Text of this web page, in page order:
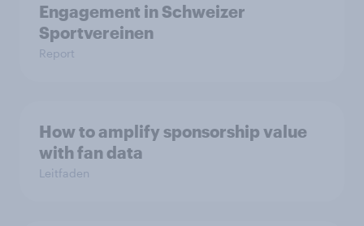
Engagement in Schweizer
Sportvereinen
Report
How to amplify sponsorship value
with fan data
Leitfaden